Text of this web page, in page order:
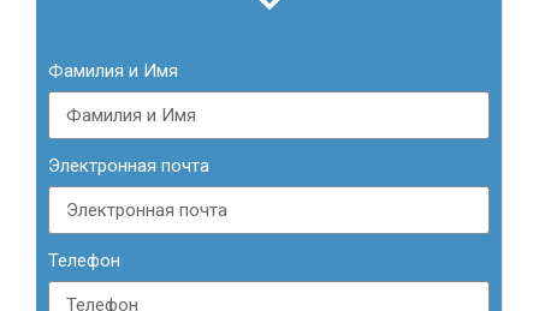
Фамилия и Имя
Электронная почта
Телефон